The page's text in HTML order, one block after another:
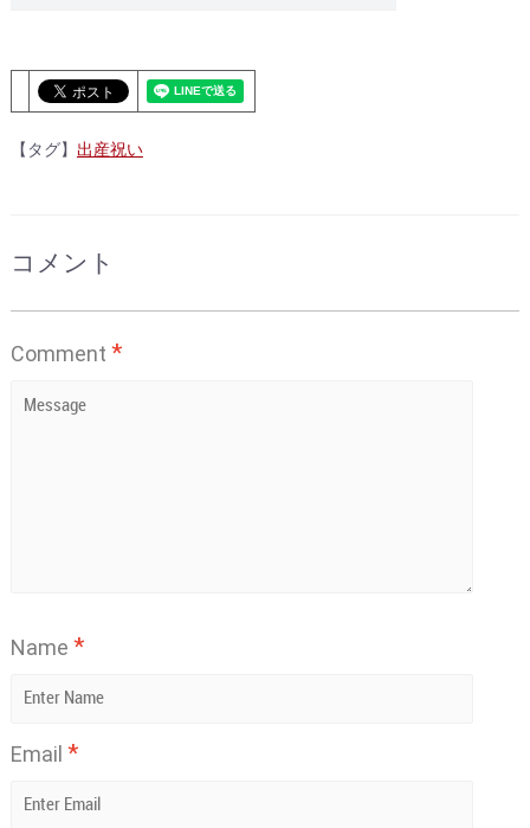
【タグ】 出産祝い
コメント
Comment *
Name *
Email *